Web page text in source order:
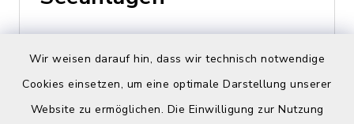
Wir weisen darauf hin, dass wir technisch notwendige
Cookies einsetzen, um eine optimale Darstellung unserer
Website zu ermöglichen. Die Einwilligung zur Nutzung